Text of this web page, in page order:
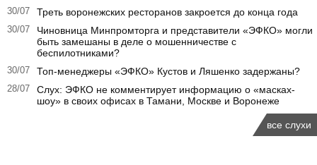
30/07 Треть воронежских ресторанов закроется до конца года
30/07
Чиновница Минпромторга и представители «ЭФКО» могли
быть замешаны в деле о мошенничестве с
беспилотниками?
30/07 Топ-менеджеры «ЭФКО» Кустов и Ляшенко задержаны?
28/07
Слух: ЭФКО не комментирует информацию о «масках-
шоу» в своих офисах в Тамани, Москве и Воронеже
все слухи